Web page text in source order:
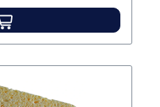
für ein umfassendes